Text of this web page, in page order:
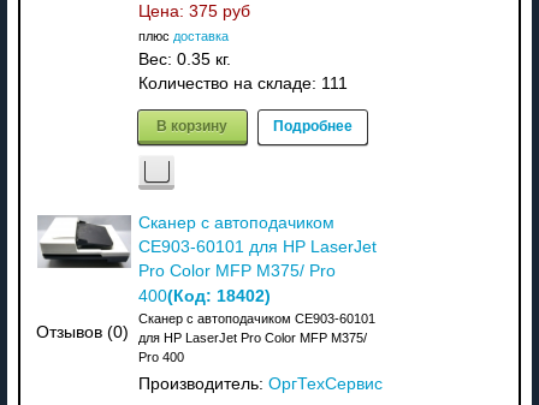
Цена: 375 руб
плюс доставка
Вес: 0.35 кг.
Количество на складе: 111
В корзину Подробнее
Отзывов (0)
Сканер с автоподачиком
CE903-60101 для HP LaserJet
Pro Color MFP M375/ Pro
400(Код: 18402)
Сканер с автоподачиком CE903-60101
для HP LaserJet Pro Color MFP M375/
Pro 400
Производитель: ОргТехСервис